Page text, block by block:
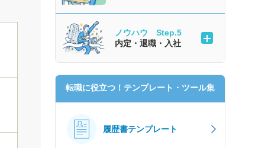
ノウハウ Step.5
内定・退職・入社
転職に役立つ！テンプレート・ツール集
履歴書テンプレート